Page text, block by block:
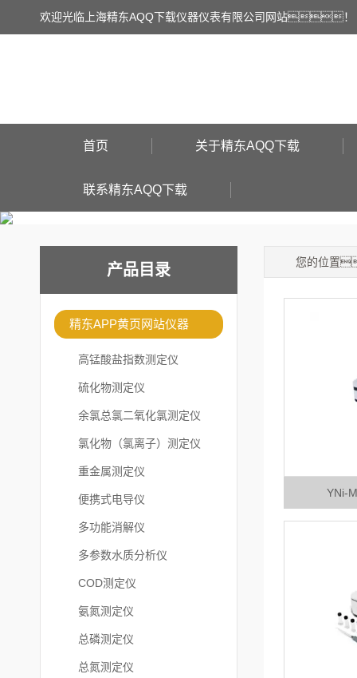
欢迎光临上海精东AQQ下载仪器仪表有限公司网站！
首页 关于精东AQQ下载
联系精东AQQ下载
产品目录
精东APP黄页网站仪器
高锰酸盐指数测定仪
硫化物测定仪
余氯总氯二氧化氯测定仪
氯化物（氯离子）测定仪
重金属测定仪
便携式电导仪
多功能消解仪
多参数水质分析仪
COD测定仪
氨氮测定仪
总磷测定仪
总氮测定仪
您的位
YNi-